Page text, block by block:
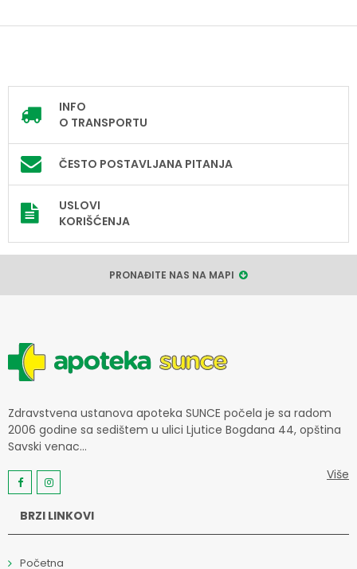
INFO
O TRANSPORTU
ČESTO POSTAVLJANA PITANJA
USLOVI
KORIŠĆENJA
PRONAĐITE NAS NA MAPI
Zdravstvena ustanova apoteka SUNCE počela je sa radom
2006 godine sa sedištem u ulici Ljutice Bogdana 44, opština
Savski venac...
Više
BRZI LINKOVI
Početna